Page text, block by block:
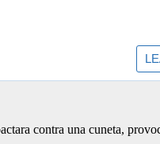
contra una cuneta,